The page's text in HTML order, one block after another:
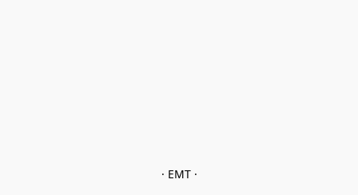
· EMT ·